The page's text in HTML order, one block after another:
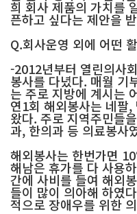
희 회사 제품의 가치를
픈하고 싶다는 제안을
Q.회사운영 외에 어떤
-2012년부터 열린의사
봉사를 다녔다. 매월 기
는 주로 지방에 계시는
연1회 해외봉사는 네팔
왔다. 주로 지역주민들
과, 한의과 등 의료봉사
해외봉사는 한번가면
해남은 휴가를 다 사용
간에 사비를 들여 해외
들이 많이 의아해 하였
적으로 장애우를 위한